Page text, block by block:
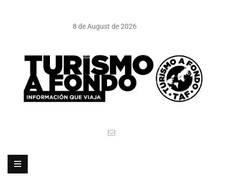
8 de August de 2026